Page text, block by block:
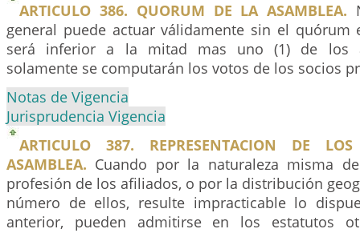
ARTICULO 386. QUORUM DE LA ASAMBLEA.
general puede actuar válidamente sin el quórum
será inferior a la mitad mas uno (1) de los
solamente se computarán los votos de los socios
Notas de Vigencia
Jurisprudencia Vigencia
ARTICULO 387. REPRESENTACION DE
ASAMBLEA. Cuando por la naturaleza misma
profesión de los afiliados, o por la distribución
número de ellos, resulte impracticable lo
anterior, pueden admitirse en los estatutos